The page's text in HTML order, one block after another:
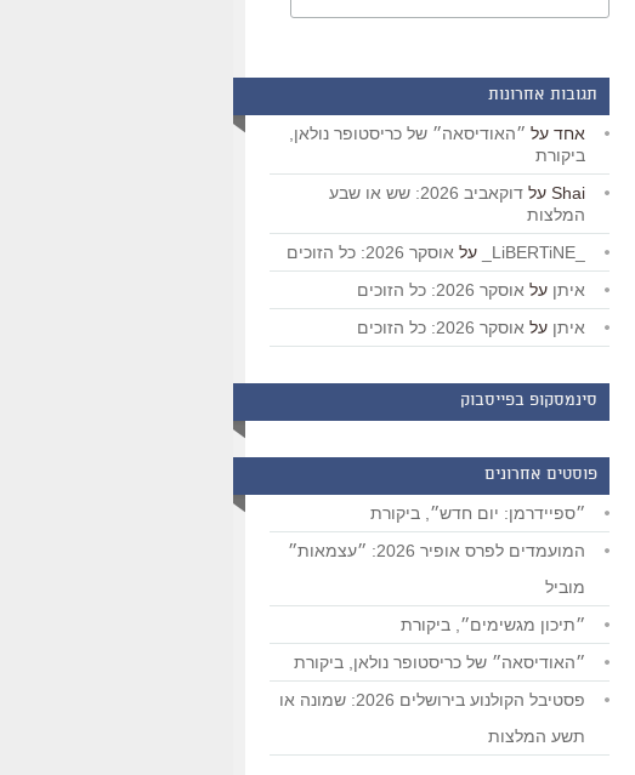
תגובות אחרונות
אחד על ״האודיסאה״ של כריסטופר נולאן,
ביקורת
Shai על
דוקאביב 2026: שש או שבע
המלצות
על אוסקר 2026: כל הזוכים
איתן על אוסקר 2026: כל הזוכים
איתן על אוסקר 2026: כל הזוכים
סינמסקופ בפייסבוק
פוסטים אחרונים
״ספיידרמן: יום חדש״, ביקורת
המועמדים לפרס אופיר 2026: ״עצמאות״
מוביל
״תיכון מגשימים״, ביקורת
״האודיסאה״ של כריסטופר נולאן, ביקורת
פסטיבל הקולנוע בירושלים 2026: שמונה או
תשע המלצות